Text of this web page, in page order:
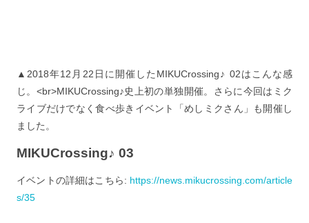
▲2018年12月22日に開催したMIKUCrossing♪ 02はこんな感
じ。<br>MIKUCrossing♪史上初の単独開催。さらに今回はミク
ライブだけでなく食べ歩きイベント「めしミクさん」も開催し
ました。
MIKUCrossing♪ 03
イベントの詳細はこちら: https://news.mikucrossing.com/article
s/35